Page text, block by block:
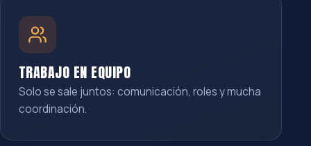
TRABAJO EN EQUIPO
Solo se sale juntos: comunicación, roles y mucha
coordinación.